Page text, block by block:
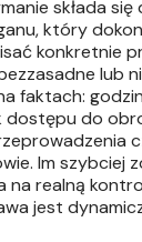
składa się
który
konkretnie
lub
faktach:
dostępu do
Im szybciej
na realną
jest